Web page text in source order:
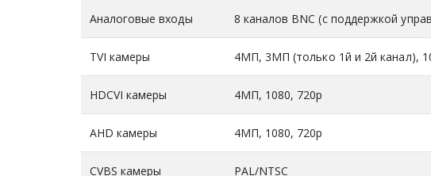
Аналоговые входы 8 каналов BNC (с поддержкой
TVI камеры 4МП, 3МП (только 1й и 2й канал),
HDCVI камеры 4МП, 1080, 720p
AHD камеры 4МП, 1080, 720p
CVBS камеры PAL/NTSC